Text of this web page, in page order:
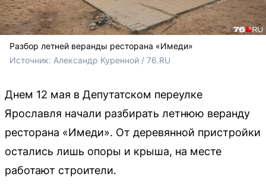
Разбор летней веранды ресторана «Имеди»
Источник: Александр Куренной / 76.RU
Днем 12 мая в Депутатском переулке
Ярославля начали разбирать летнюю веранду
ресторана «Имеди». От деревянной пристройки
остались лишь опоры и крыша, на месте
работают строители.